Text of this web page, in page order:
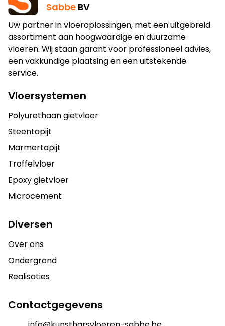
Sabbe BV
Uw partner in vloeroplossingen, met een uitgebreid
assortiment aan hoogwaardige en duurzame
vloeren. Wij staan garant voor professioneel advies,
een vakkundige plaatsing en een uitstekende
service.
Vloersystemen
Polyurethaan gietvloer
Steentapijt
Marmertapijt
Troffelvloer
Epoxy gietvloer
Microcement
Diversen
Over ons
Ondergrond
Realisaties
Contactgegevens